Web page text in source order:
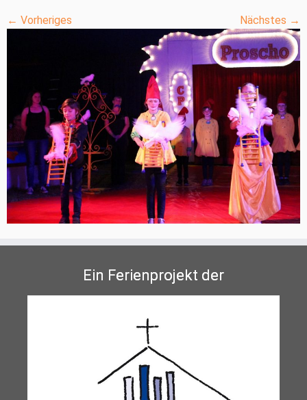
← Vorheriges Nächstes →
Ein Ferienprojekt der